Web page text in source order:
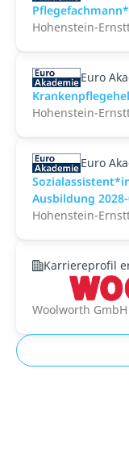
Hohenstein-
Euro
Hohenstein-
Euro
Ausbildung 2028-
Hohenstein-
Karriereprofil
Woolworth GmbH